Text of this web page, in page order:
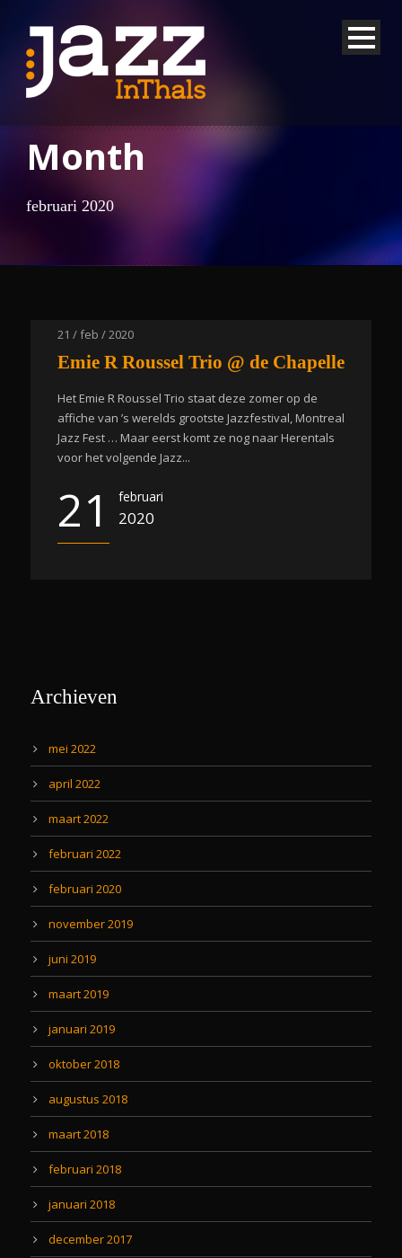
Month
februari 2020
21 / feb / 2020
Emie R Roussel Trio @ de Chapelle
Het Emie R Roussel Trio staat deze zomer op de
affiche van ’s werelds grootste Jazzfestival, Montreal
Jazz Fest … Maar eerst komt ze nog naar Herentals
voor het volgende Jazz...
21 februari
2020
Archieven
mei 2022
april 2022
maart 2022
februari 2022
februari 2020
november 2019
juni 2019
maart 2019
januari 2019
oktober 2018
augustus 2018
maart 2018
februari 2018
januari 2018
december 2017